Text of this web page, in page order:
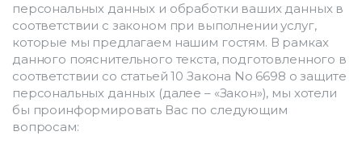
персональных данных и обработки ваших данных в
соответствии с законом при выполнении услуг,
которые мы предлагаем нашим гостям. В рамках
данного пояснительного текста, подготовленного в
соответствии со статьей 10 Закона No 6698 о защите
персональных данных (далее – «Закон»), мы хотели
бы проинформировать Вас по следующим
вопросам: